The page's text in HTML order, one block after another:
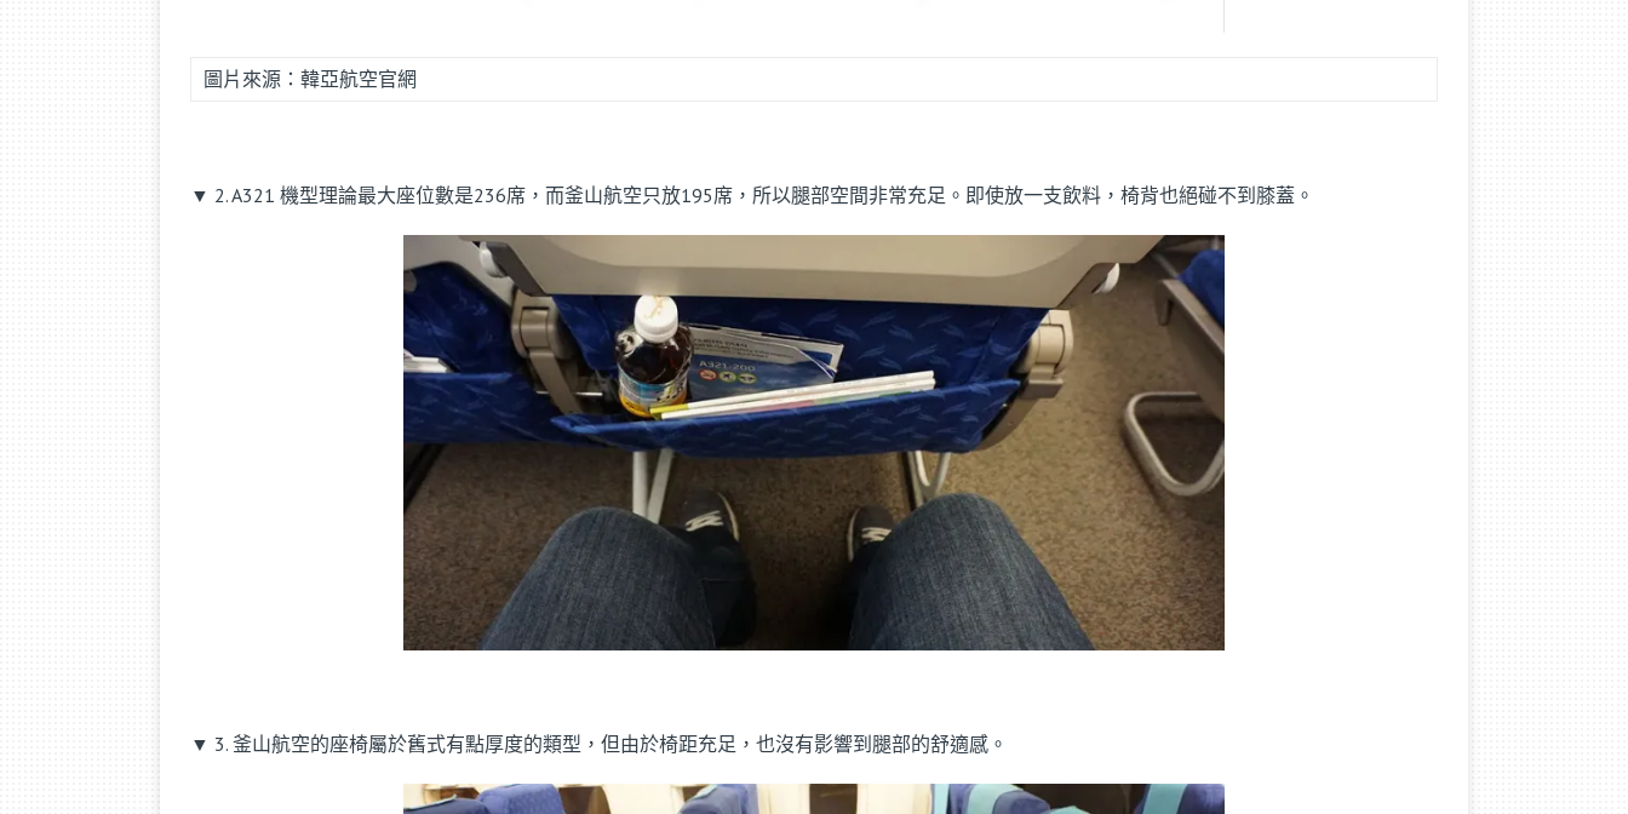
圖片來源：韓亞航空官網
▼ 2. A321 機型理論最大座位數是236席，而釜山航空只放195席，所以腿部空間非常充足。即使放一支飲料，椅背也絕碰不到膝蓋。
▼ 3. 釜山航空的座椅屬於舊式有點厚度的類型，但由於椅距充足，也沒有影響到腿部的舒適感。